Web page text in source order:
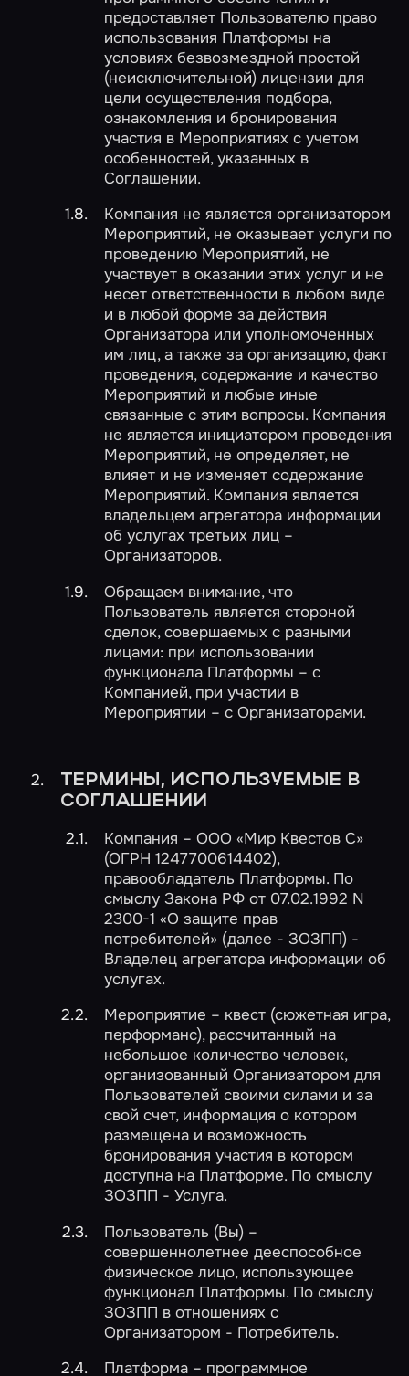
предоставляет Пользователю право
использования Платформы на
условиях безвозмездной простой
(неисключительной) лицензии для
цели осуществления подбора,
ознакомления и бронирования
участия в Мероприятиях с учетом
особенностей, указанных в
Соглашении.
Компания не является организатором
Мероприятий, не оказывает услуги по
проведению Мероприятий, не
участвует в оказании этих услуг и не
несет ответственности в любом виде
и в любой форме за действия
Организатора или уполномоченных
им лиц, а также за организацию, факт
проведения, содержание и качество
Мероприятий и любые иные
связанные с этим вопросы. Компания
не является инициатором проведения
Мероприятий, не определяет, не
влияет и не изменяет содержание
Мероприятий. Компания является
владельцем агрегатора информации
об услугах третьих лиц –
Организаторов.
Обращаем внимание, что
Пользователь является стороной
сделок, совершаемых с разными
лицами: при использовании
функционала Платформы – с
Компанией, при участии в
Мероприятии – с Организаторами.
ТЕРМИНЫ, ИСПОЛЬЗУЕМЫЕ В
СОГЛАШЕНИИ
Компания – ООО «Мир Квестов С»
(ОГРН 1247700614402),
правообладатель Платформы. По
смыслу Закона РФ от 07.02.1992 N
2300-1 «О защите прав
потребителей» (далее - ЗОЗПП) -
Владелец агрегатора информации об
услугах.
Мероприятие – квест (сюжетная игра,
перформанс), рассчитанный на
небольшое количество человек,
организованный Организатором для
Пользователей своими силами и за
свой счет, информация о котором
размещена и возможность
бронирования участия в котором
доступна на Платформе. По смыслу
ЗОЗПП - Услуга.
Пользователь (Вы) –
совершеннолетнее дееспособное
физическое лицо, использующее
функционал Платформы. По смыслу
ЗОЗПП в отношениях с
Организатором - Потребитель.
Платформа – программное